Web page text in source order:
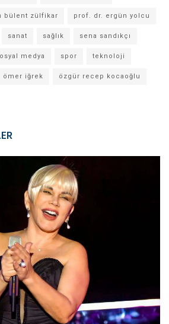
bülent zülfikar prof. dr. ergün yolcu
sanat sağlık sena sandıkçı
medya spor teknoloji
ömer iğrek özgür recep kocaoğlu